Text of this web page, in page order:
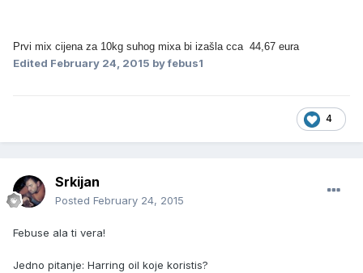
Prvi mix cijena za 10kg suhog mixa bi izašla cca 44,67 eura
Edited February 24, 2015 by febus1
4
Srkijan
Posted February 24, 2015
Febuse ala ti vera!
Jedno pitanje: Harring oil koje koristis?